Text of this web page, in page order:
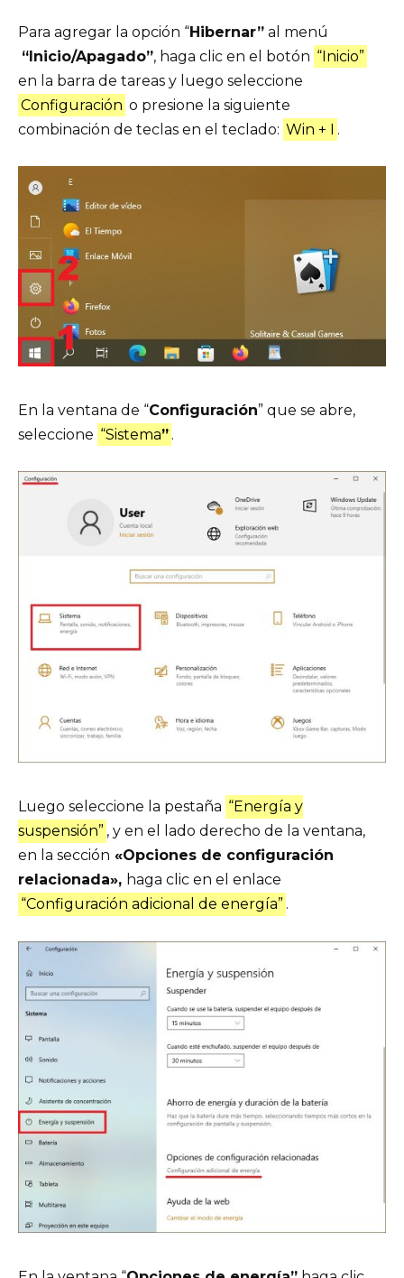
Para agregar la opción “Hibernar” al menú
“Inicio/Apagado”, haga clic en el botón “Inicio”
en la barra de tareas y luego seleccione
Configuración o presione la siguiente
combinación de teclas en el teclado: Win + I .
En la ventana de “Configuración” que se abre,
seleccione “Sistema” .
Luego seleccione la pestaña “Energía y
suspensión” , y en el lado derecho de la ventana,
en la sección «Opciones de configuración
relacionada», haga clic en el enlace
“Configuración adicional de energía” .